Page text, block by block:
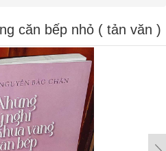
căn bếp nhỏ ( tản văn )